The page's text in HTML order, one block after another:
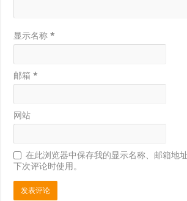
显示名称*
邮箱*
网站
在此浏览器中保存我的显示名称、邮箱地
下次评论时使用。